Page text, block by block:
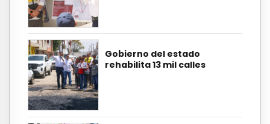
Gobierno del estado
rehabilita 13 mil calles